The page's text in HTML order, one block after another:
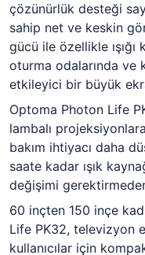
çözünürlük desteği
sahip net ve keskin
gücü ile özellikle
oturma odalarında ve
etkileyici bir büyük
Optoma Photon Life
lambalı
bakım ihtiyacı daha
saate kadar ışık
değişimi
60 inçten 150 inçe
Life PK32, televizyon
kullanıcılar için